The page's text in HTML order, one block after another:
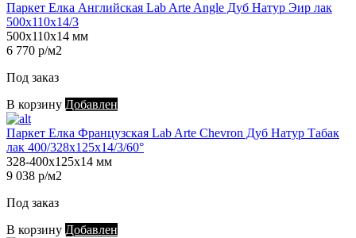
Паркет Елка Английская Lab Arte Angle Дуб Натур Эир лак
500х110х14/3
500х110х14 мм
6 770 р/м2
Под заказ
В корзину Добавлен
Паркет Елка Французская Lab Arte Chevron Дуб Натур Табак
лак 400/328х125х14/3/60°
328-400х125х14 мм
9 038 р/м2
Под заказ
В корзину Добавлен